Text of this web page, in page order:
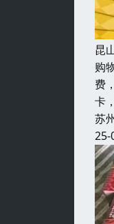
昆
购
费
卡
苏
25-